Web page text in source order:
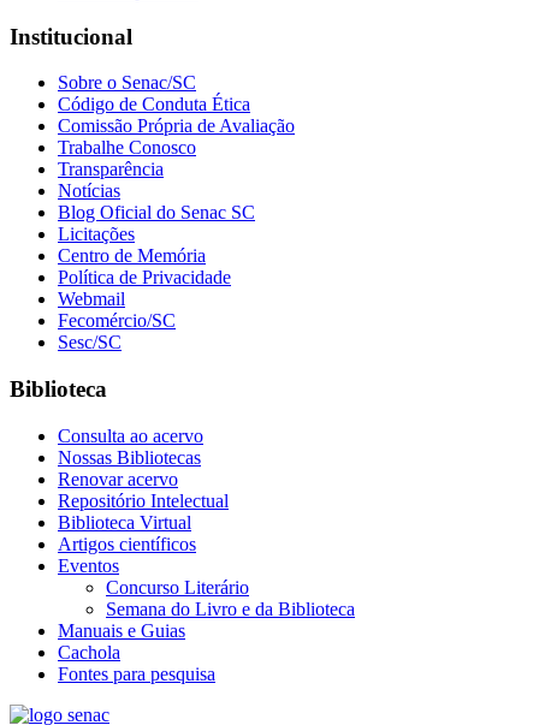
Institucional
Sobre o Senac/SC
Código de Conduta Ética
Comissão Própria de Avaliação
Trabalhe Conosco
Transparência
Notícias
Blog Oficial do Senac SC
Licitações
Centro de Memória
Política de Privacidade
Webmail
Fecomércio/SC
Sesc/SC
Biblioteca
Consulta ao acervo
Nossas Bibliotecas
Renovar acervo
Repositório Intelectual
Biblioteca Virtual
Artigos científicos
Eventos
Concurso Literário
Semana do Livro e da Biblioteca
Manuais e Guias
Cachola
Fontes para pesquisa